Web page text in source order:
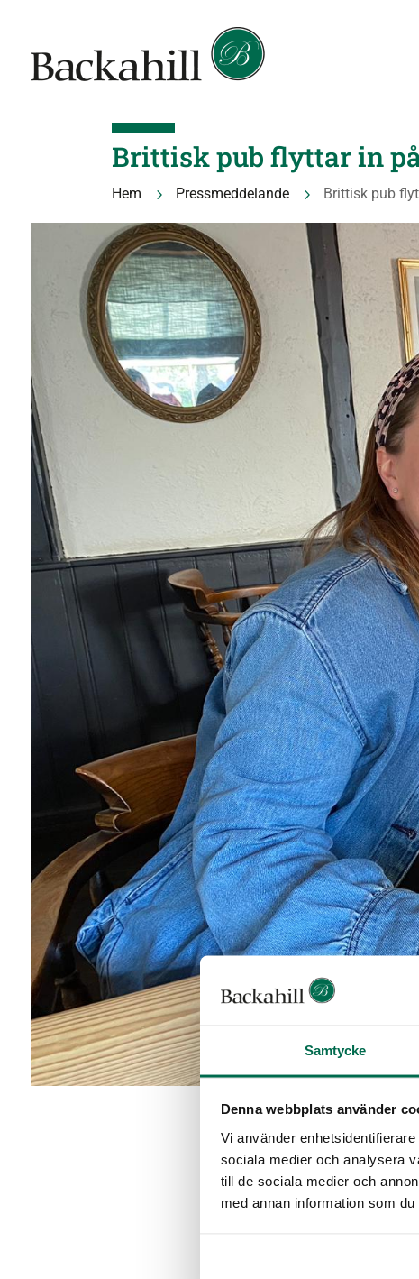
Samtycke
Denna webbplats använder
Vi använder
sociala medier och analysera
till de sociala medier och
med annan information som
Brittisk pub flyttar in
Hem 5 Pressmeddelande 5 Brittisk pub
Det svensk-engelska
en modern brittisk pub
och en passion för
”Båstad har ett